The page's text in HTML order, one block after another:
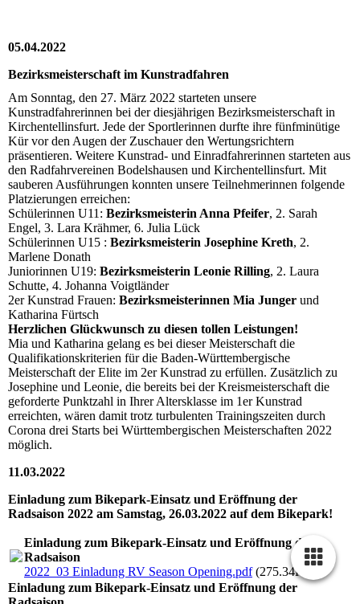
05.04.2022
Bezirksmeisterschaft im Kunstradfahren
Am Sonntag, den 27. März 2022 starteten unsere
Kunstradfahrerinnen bei der diesjährigen Bezirksmeisterschaft in
Kirchentellinsfurt. Jede der Sportlerinnen durfte ihre fünfminütige
Kür vor den Augen der Zuschauer den Wertungsrichtern
präsentieren. Weitere Kunstrad- und Einradfahrerinnen starteten aus
den Radfahrvereinen Bodelshausen und Kirchentellinsfurt. Mit
sauberen Ausführungen konnten unsere Teilnehmerinnen folgende
Platzierungen erreichen:
Schülerinnen U11: Bezirksmeisterin Anna Pfeifer, 2. Sarah
Engel, 3. Lara Krähmer, 6. Julia Lück
Schülerinnen U15 : Bezirksmeisterin Josephine Kreth, 2.
Marlene Donath
Juniorinnen U19: Bezirksmeisterin Leonie Rilling, 2. Laura
Schutte, 4. Johanna Voigtländer
2er Kunstrad Frauen: Bezirksmeisterinnen Mia Junger und
Katharina Fürtsch
Herzlichen Glückwunsch zu diesen tollen Leistungen!
Mia und Katharina gelang es bei dieser Meisterschaft die
Qualifikationskriterien für die Baden-Württembergische
Meisterschaft der Elite im 2er Kunstrad zu erfüllen. Zusätzlich zu
Josephine und Leonie, die bereits bei der Kreismeisterschaft die
geforderte Punktzahl in Ihrer Altersklasse im 1er Kunstrad
erreichten, wären damit trotz turbulenten Trainingszeiten durch
Corona drei Starts bei Württembergischen Meisterschaften 2022
möglich.
11.03.2022
Einladung zum Bikepark-Einsatz und Eröffnung der
Radsaison 2022 am Samstag, 26.03.2022 auf dem Bikepark!
Einladung zum Bikepark-Einsatz und Eröffnung der
Radsaison
2022_03 Einladung RV Season Opening.pdf(275.34KB)
Einladung zum Bikepark-Einsatz und Eröffnung der